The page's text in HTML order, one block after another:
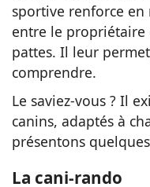
sportive renforce
entre le propriétaire
pattes. Il leur
comprendre.
Le saviez-vous ? Il
canins, adaptés à
présentons
La cani-rando